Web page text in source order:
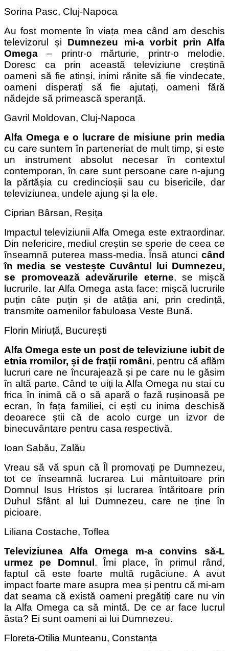
Sorina Pasc, Cluj-Napoca
Au fost momente în viața mea când am deschis
televizorul și Dumnezeu mi-a vorbit prin Alfa
Omega – printr-o mărturie, printr-o melodie.
Doresc ca prin această televiziune creștină
oameni să fie atinși, inimi rănite să fie vindecate,
oameni disperați să fie ajutați, oameni fără
nădejde să primească speranță.
Gavril Moldovan, Cluj-Napoca
Alfa Omega e o lucrare de misiune prin media
cu care suntem în parteneriat de mult timp, și este
un instrument absolut necesar în contextul
contemporan, în care sunt persoane care n-ajung
la părtășia cu credincioșii sau cu bisericile, dar
televiziunea, undele ajung și la ele.
Ciprian Bârsan, Reșița
Impactul televiziunii Alfa Omega este extraordinar.
Din nefericire, mediul creștin se sperie de ceea ce
înseamnă puterea mass-media. Însă atunci când
în media se vestește Cuvântul lui Dumnezeu,
se promovează adevărurile eterne, se mișcă
lucrurile. Iar Alfa Omega asta face: mișcă lucrurile
puțin câte puțin și de atâția ani, prin credință,
transmite oamenilor fabuloasa Veste Bună.
Florin Miriuță, București
Alfa Omega este un post de televiziune iubit de
etnia rromilor, și de frații români, pentru că aflăm
lucruri care ne încurajează și pe care nu le găsim
în altă parte. Când te uiți la Alfa Omega nu stai cu
frica în inimă că o să apară o fază rușinoasă pe
ecran, în fața familiei, ci ești cu inima deschisă
deoarece știi că de acolo curge un izvor de
binecuvântare pentru casa respectivă.
Ioan Sabău, Zalău
Vreau să vă spun că Îl promovați pe Dumnezeu,
tot ce înseamnă lucrarea Lui mântuitoare prin
Domnul Isus Hristos și lucrarea întăritoare prin
Duhul Sfânt al lui Dumnezeu, care ne ține în
picioare.
Liliana Costache, Toflea
Televiziunea Alfa Omega m-a convins să-L
urmez pe Domnul. Îmi place, în primul rând,
faptul că este foarte multă rugăciune. A avut
impact foarte mare asupra mea și pentru că mi-am
dat seama că există oameni pregătiți care nu vin
la Alfa Omega ca să mintă. De ce ar face lucrul
ăsta? Ei sunt oameni ai lui Dumnezeu.
Floreta-Otilia Munteanu, Constanța